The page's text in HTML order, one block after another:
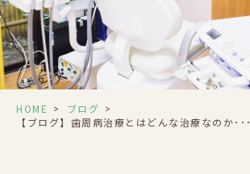
HOME > ブログ >
【ブログ】歯周病治療とはどんな治療なのか･･･